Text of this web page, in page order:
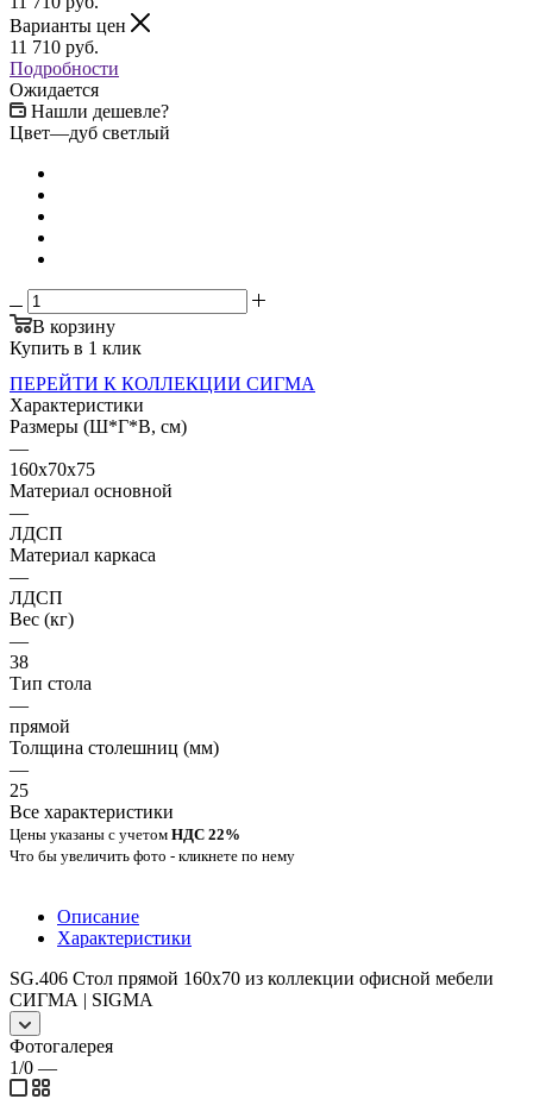
Варианты цен
11 710 руб.
Подробности
Ожидается
Нашли дешевле?
Цвет—дуб светлый
В корзину
Купить в 1 клик
ПЕРЕЙТИ К КОЛЛЕКЦИИ СИГМА
Характеристики
Размеры (Ш*Г*В, см)
—
160x70x75
Материал основной
—
ЛДСП
Материал каркаса
—
ЛДСП
Вес (кг)
—
38
Тип стола
—
прямой
Толщина столешниц (мм)
—
25
Все характеристики
Цены указаны с учетом НДС 22%
Что бы увеличить фото - кликнете по нему
Описание
Характеристики
SG.406 Стол прямой 160x70 из коллекции офисной мебели
СИГМА | SIGMA
Фотогалерея
1/0 —